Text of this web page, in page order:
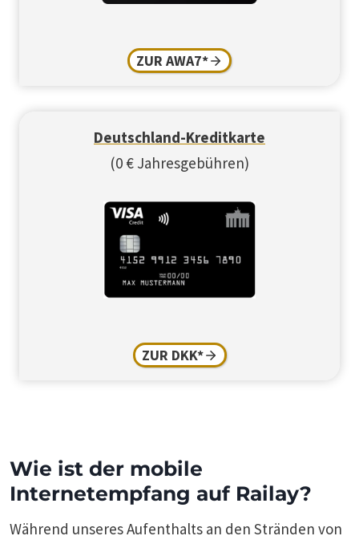
ZUR AWA7*
Deutschland-Kreditkarte
(0 € Jahresgebühren)
ZUR DKK*
Wie ist der mobile
Internetempfang auf Railay?
Während unseres Aufenthalts an den Stränden von